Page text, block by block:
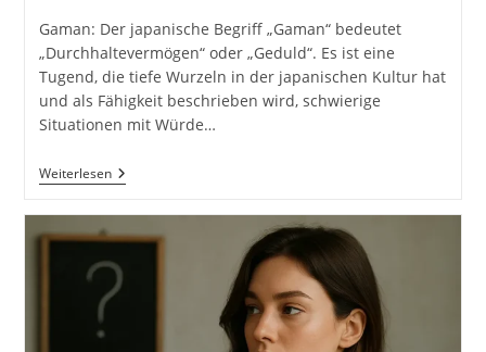
Gaman: Der japanische Begriff „Gaman“ bedeutet
„Durchhaltevermögen“ oder „Geduld“. Es ist eine
Tugend, die tiefe Wurzeln in der japanischen Kultur hat
und als Fähigkeit beschrieben wird, schwierige
Situationen mit Würde…
WeiterlesenGaman:
Durchhaltevermögen
Japanische
Weisheiten
Und
Techniken.